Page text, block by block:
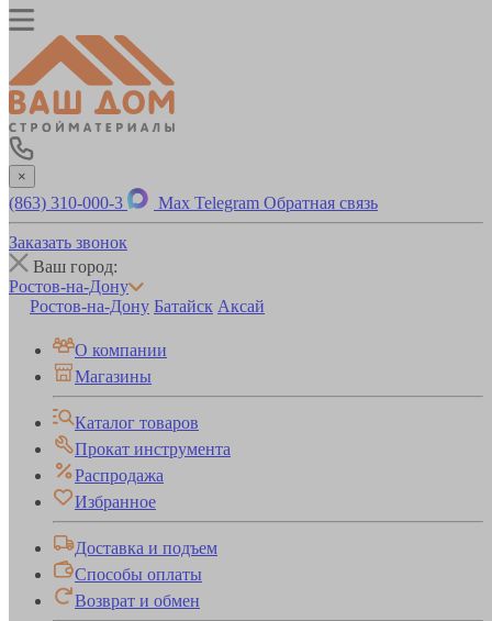
×
(863) 310-000-3 Max Telegram Обратная связь
Заказать звонок
Ваш город:
Ростов-на-Дону
Ростов-на-Дону Батайск Аксай
О компании
Магазины
Каталог товаров
Прокат инструмента
Распродажа
Избранное
Доставка и подъем
Способы оплаты
Возврат и обмен